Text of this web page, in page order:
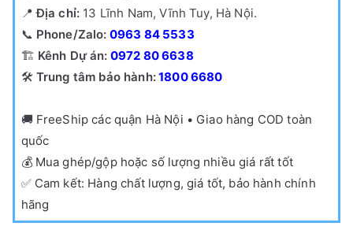
📍Địa chỉ: 13 Lĩnh Nam, Vĩnh Tuy, Hà Nội.
📞 Phone/Zalo: 0963 84 5533
🏗️ Kênh Dự án: 0972 80 6638
🛠️ Trung tâm bảo hành:1800 6680
🚚 FreeShip các quận Hà Nội • Giao hàng COD toàn
quốc
💰 Mua ghép/gộp hoặc số lượng nhiều giá rất tốt
✅ Cam kết: Hàng chất lượng, giá tốt, bảo hành chính
hãng